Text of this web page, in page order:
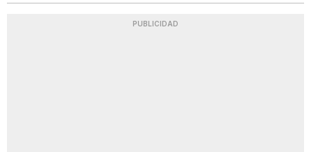
PUBLICIDAD